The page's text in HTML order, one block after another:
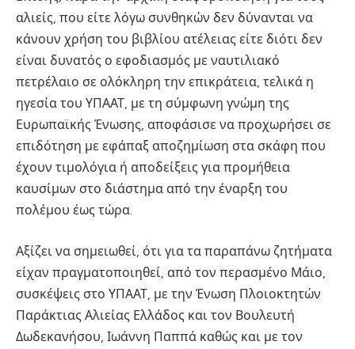
αλιείς, που είτε λόγω συνθηκών δεν δύνανται να
κάνουν χρήση του βιβλίου ατέλειας είτε διότι δεν
είναι δυνατός ο εφοδιασμός με ναυτιλιακό
πετρέλαιο σε ολόκληρη την επικράτεια, τελικά η
ηγεσία του ΥΠΑΑΤ, με τη σύμφωνη γνώμη της
Ευρωπαϊκής Ένωσης, αποφάσισε να προχωρήσει σε
επιδότηση με εφάπαξ αποζημίωση στα σκάφη που
έχουν τιμολόγια ή αποδείξεις για προμήθεια
καυσίμων στο διάστημα από την έναρξη του
πολέμου έως τώρα.
Αξίζει να σημειωθεί, ότι για τα παραπάνω ζητήματα
είχαν πραγματοποιηθεί, από τον περασμένο Μάιο,
συσκέψεις στο ΥΠΑΑΤ, με την Ένωση Πλοιοκτητών
Παράκτιας Αλιείας Ελλάδος και τον Βουλευτή
Δωδεκανήσου, Ιωάννη Παππά καθώς και με τον